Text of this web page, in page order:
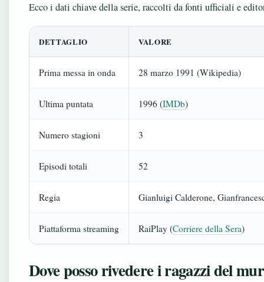
Ecco i dati chiave della serie, raccolti da fonti ufficiali e
DETTAGLIO VALORE
Prima messa in onda 28 marzo 1991 (Wikipedia)
Ultima puntata 1996 (IMDb)
Numero stagioni 3
Episodi totali 52
Regia Gianluigi Calderone,
Piattaforma streaming RaiPlay (Corriere della Sera)
Dove posso rivedere i ragazzi del